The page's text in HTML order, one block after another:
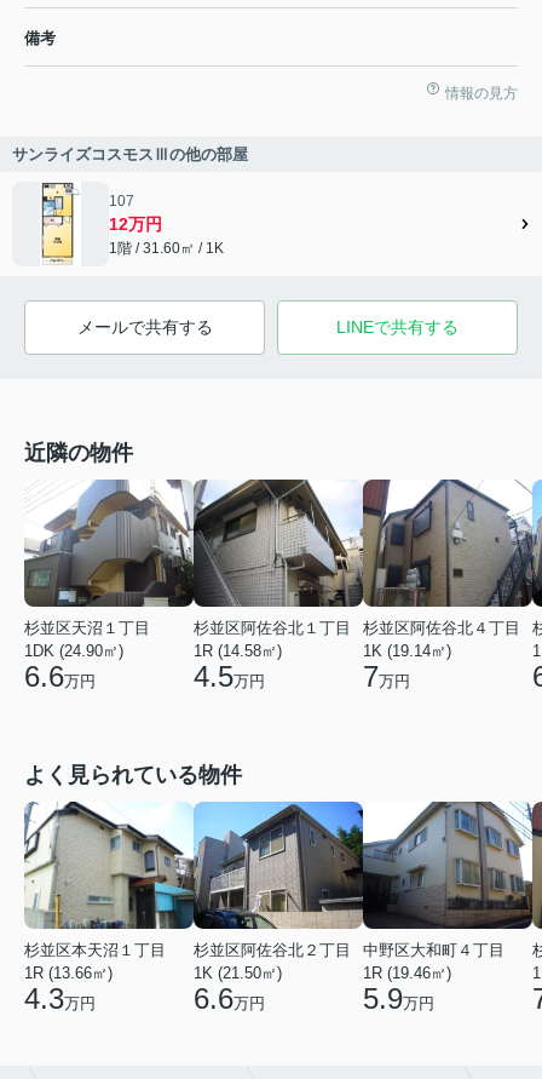
備考
情報の見方
サンライズコスモスⅢの他の部屋
107
12万円
1階 / 31.60㎡ / 1K
メールで共有する LINEで共有する
近隣の物件
杉並区天沼１丁目
1DK (24.90㎡)
6.6万円
杉並区阿佐谷北１丁目
1R (14.58㎡)
4.5万円
杉並区阿佐谷北４丁目
1K (19.14㎡)
7万円
よく見られている物件
杉並区本天沼１丁目
1R (13.66㎡)
4.3万円
杉並区阿佐谷北２丁目
1K (21.50㎡)
6.6万円
中野区大和町４丁目
1R (19.46㎡)
5.9万円